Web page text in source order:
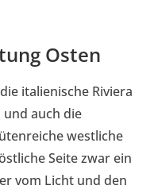
Osten
italienische Riviera
auch die
westliche
Seite zwar ein
vom Licht und den